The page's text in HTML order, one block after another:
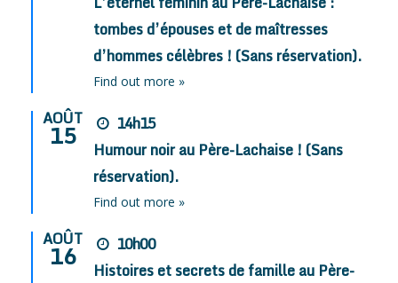
tombes d’épouses et de maîtresses
d’hommes célèbres ! (Sans réservation).
Find out more »
AOÛT
15
14h15
Humour noir au Père-Lachaise ! (Sans
réservation).
Find out more »
AOÛT
16
10h00
Histoires et secrets de famille au Père-